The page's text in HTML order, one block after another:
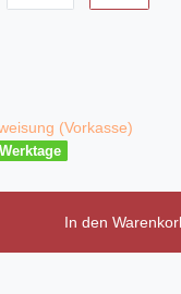
(Vorkasse)
In den